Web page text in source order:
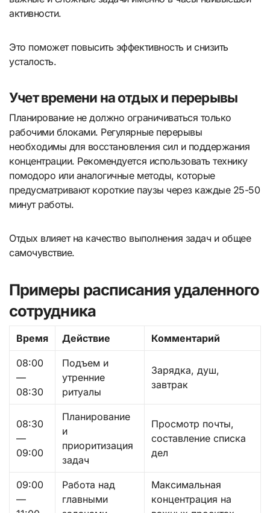
активности.
Это поможет повысить эффективность и снизить
усталость.
Учет времени на отдых и перерывы
Планирование не должно ограничиваться только
рабочими блоками. Регулярные перерывы
необходимы для восстановления сил и поддержания
концентрации. Рекомендуется использовать технику
помодоро или аналогичные методы, которые
предусматривают короткие паузы через каждые 25-50
минут работы.
Отдых влияет на качество выполнения задач и общее
самочувствие.
Примеры расписания удаленного
сотрудника
Время Действие Комментарий
08:00
—
08:30
Подъем и
утренние
ритуалы
Зарядка, душ,
завтрак
08:30
—
09:00
Планирование
и
приоритизация
задач
Просмотр почты,
составление списка
дел
09:00
—
Работа над
главными
Максимальная
концентрация на